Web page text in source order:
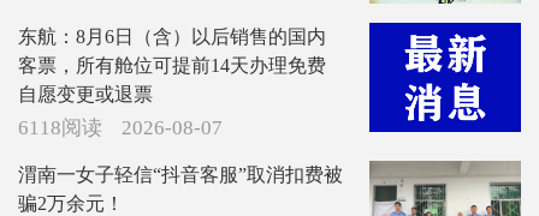
东航：8月6日（含）以后销售的国内
客票，所有舱位可提前14天办理免费
自愿变更或退票
6118阅读 2026-08-07
渭南一女子轻信“抖音客服”取消扣费被
骗2万余元！